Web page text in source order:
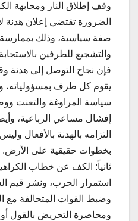
وقف إطلاق النار ومجابهة
الضرورة تقتضي إعلان هدنة
صفة سياسية، وذلك بممارسة
والتشجيع للطرفين
فإن نجاح التوصل إلى هدنة
يقوم كل طرف بمسؤولياته،
سياسة المراوغة والتعنت
إفشال مساعي الرباعية،
التزامه بالهدنة بالأفعال
بخطوات حقيقية على الأرض.
ثانياً: الكف عن خطاب
استمرار الحرب، ونشر قيم
وضبط القوات المتحالفة مع
ومحاصرة التحريض بالقول